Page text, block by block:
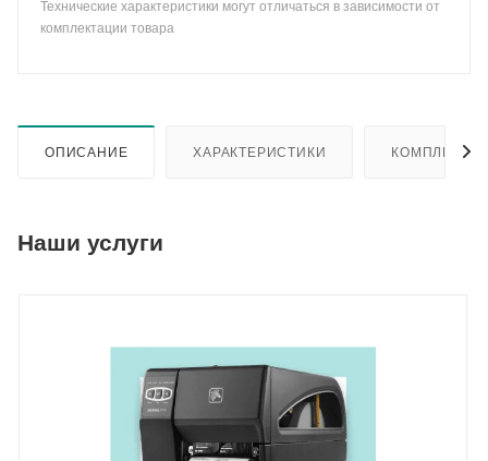
Технические характеристики могут отличаться в зависимости от
комплектации товара
ОПИСАНИЕ ХАРАКТЕРИСТИКИ
Наши услуги